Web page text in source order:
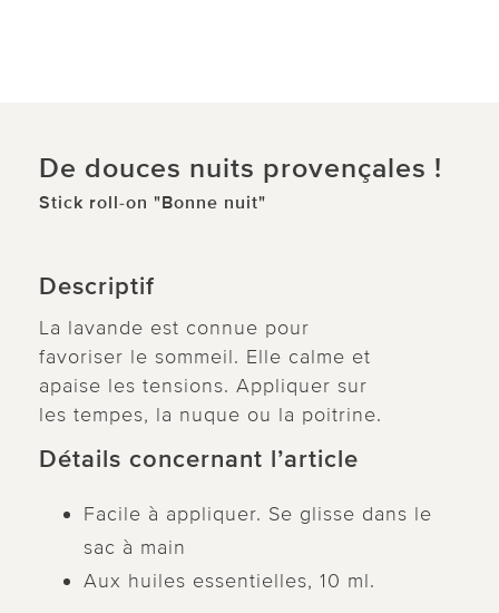
De douces nuits provençales !
Stick roll-on "Bonne nuit"
Descriptif
La lavande est connue pour
favoriser le sommeil. Elle calme et
apaise les tensions. Appliquer sur
les tempes, la nuque ou la poitrine.
Détails concernant l’article
Facile à appliquer. Se glisse dans le
sac à main
Aux huiles essentielles, 10 ml.